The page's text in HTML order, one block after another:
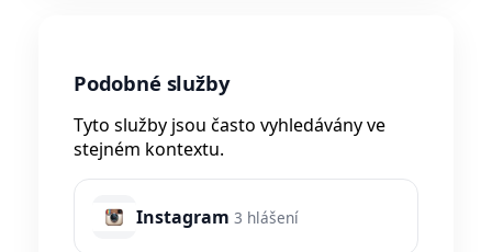
Podobné služby
Tyto služby jsou často vyhledávány ve
stejném kontextu.
Instagram 3 hlášení